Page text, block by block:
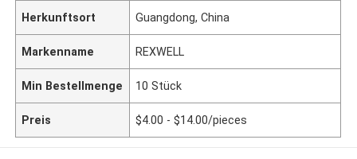
Herkunftsort Guangdong, China
Markenname REXWELL
Min Bestellmenge 10 Stück
Preis $4.00 - $14.00/pieces